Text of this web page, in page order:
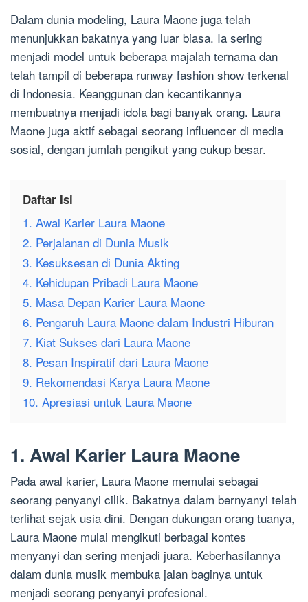
Dalam dunia modeling, Laura Maone juga telah
menunjukkan bakatnya yang luar biasa. Ia sering
menjadi model untuk beberapa majalah ternama dan
telah tampil di beberapa runway fashion show terkenal
di Indonesia. Keanggunan dan kecantikannya
membuatnya menjadi idola bagi banyak orang. Laura
Maone juga aktif sebagai seorang influencer di media
sosial, dengan jumlah pengikut yang cukup besar.
Daftar Isi
1. Awal Karier Laura Maone
2. Perjalanan di Dunia Musik
3. Kesuksesan di Dunia Akting
4. Kehidupan Pribadi Laura Maone
5. Masa Depan Karier Laura Maone
6. Pengaruh Laura Maone dalam Industri Hiburan
7. Kiat Sukses dari Laura Maone
8. Pesan Inspiratif dari Laura Maone
9. Rekomendasi Karya Laura Maone
10. Apresiasi untuk Laura Maone
1. Awal Karier Laura Maone
Pada awal karier, Laura Maone memulai sebagai
seorang penyanyi cilik. Bakatnya dalam bernyanyi telah
terlihat sejak usia dini. Dengan dukungan orang tuanya,
Laura Maone mulai mengikuti berbagai kontes
menyanyi dan sering menjadi juara. Keberhasilannya
dalam dunia musik membuka jalan baginya untuk
menjadi seorang penyanyi profesional.